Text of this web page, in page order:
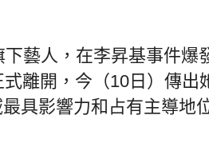
藝人，在李昇基事件爆
離開，今（10日）傳出
具影響力和占有主導地